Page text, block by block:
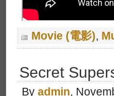
Movie (電影),
Secret
By admin,